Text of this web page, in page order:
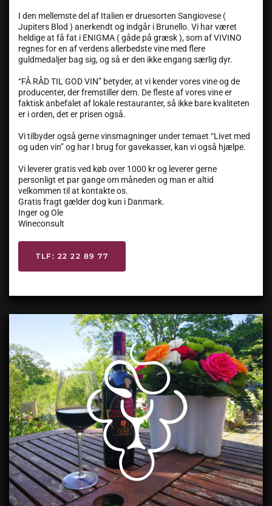
I den mellemste del af Italien er druesorten Sangiovese (
Jupiters Blod ) anerkendt og indgår i Brunello. Vi har været
heldige at få fat i ENIGMA ( gåde på græsk ), som af VIVINO
regnes for en af verdens allerbedste vine med flere
guldmedaljer bag sig, og så er den ikke engang særlig dyr.
“FÅ RÅD TIL GOD VIN” betyder, at vi kender vores vine og de
producenter, der fremstiller dem. De fleste af vores vine er
faktisk anbefalet af lokale restauranter, så ikke bare kvaliteten
er i orden, det er prisen også.
Vi tilbyder også gerne vinsmagninger under temaet “Livet med
og uden vin” og har I brug for gavekasser, kan vi også hjælpe.
Vi leverer gratis ved køb over 1000 kr og leverer gerne
personligt et par gange om måneden og man er altid
velkommen til at kontakte os.
Gratis fragt gælder dog kun i Danmark.
Inger og Ole
Wineconsult
TLF: 22 22 89 77